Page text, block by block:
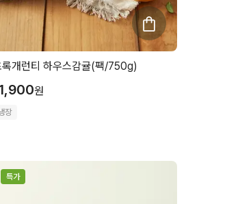
록개런티 하우스감귤(팩/750g)
원
장
특가